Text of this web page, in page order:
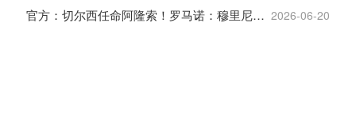
官方：切尔西任命阿隆索！罗马诺：穆里尼奥对重返皇马感到激动！ 2026-06-20